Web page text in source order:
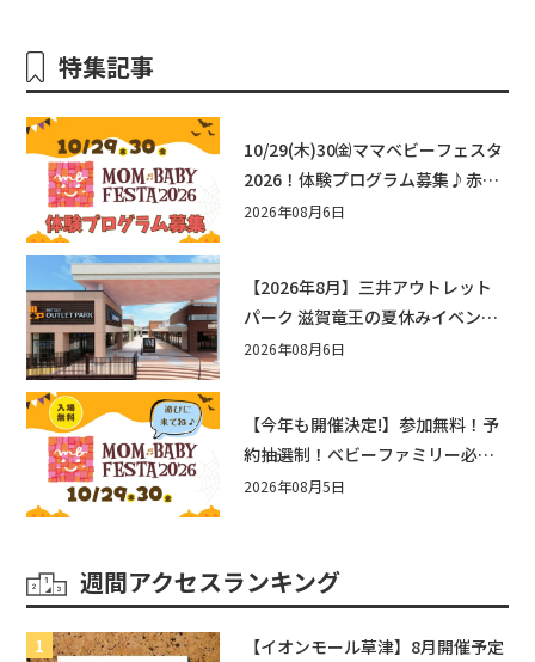
特集記事
10/29(木)30㈮ママベビーフェスタ
2026！体験プログラム募集♪赤ち
ゃん向けイベントに出演しません
2026年08月6日
【2026年8月】三井アウトレット
パーク 滋賀竜王の夏休みイベント
まとめ！びしょぬれ水あそび・激
2026年08月6日
【今年も開催決定!】参加無料！予
約抽選制！ベビーファミリー必見
☆入場無料☆10/29(木)30(金)ママ
2026年08月5日
週間アクセスランキング
【イオンモール草津】8月開催予定